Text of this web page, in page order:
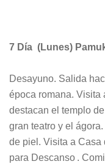
7 Día (Lunes)
Desayuno. Salida
época romana. Visita
destacan el templo
gran teatro y el
de piel. Visita a Casa
para Descanso .